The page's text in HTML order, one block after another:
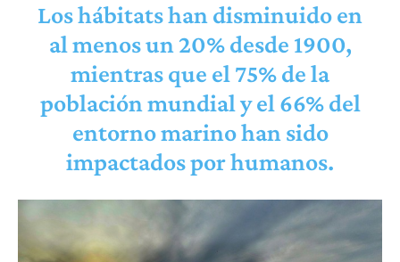
Los hábitats han disminuido en
al menos un 20% desde 1900,
mientras que el 75% de la
población mundial y el 66% del
entorno marino han sido
impactados por humanos.